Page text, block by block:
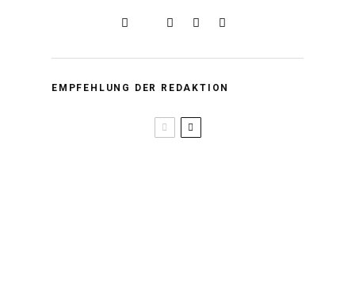
EMPFEHLUNG DER REDAKTION